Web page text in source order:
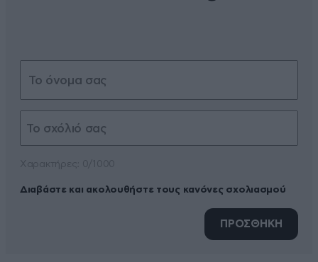
Διαβάστε και ακολουθήστε τους κανόνες σχολιασμού
ΠΡΟΣΘΗΚΗ